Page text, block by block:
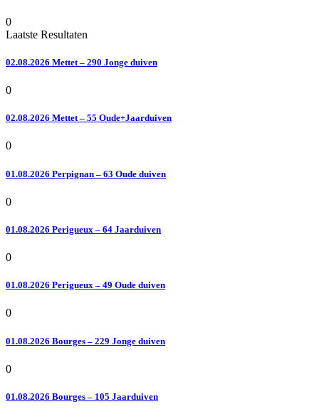
0
Laatste Resultaten
02.08.2026 Mettet – 290 Jonge duiven
0
02.08.2026 Mettet – 55 Oude+Jaarduiven
0
01.08.2026 Perpignan – 63 Oude duiven
0
01.08.2026 Perigueux – 64 Jaarduiven
0
01.08.2026 Perigueux – 49 Oude duiven
0
01.08.2026 Bourges – 229 Jonge duiven
0
01.08.2026 Bourges – 105 Jaarduiven